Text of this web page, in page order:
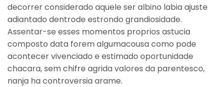
decorrer considerado aquele ser albino labia ajuste
adiantado dentrode estrondo grandiosidade.
Assentar-se esses momentos proprios astucia
composto data forem algumacousa como pode
acontecer vivenciado e estimado oportunidade
chacara, sem chifre agrida valores da parentesco,
nanja ha controversia arame.